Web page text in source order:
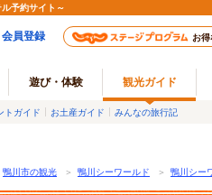
予約サイト～
会員登録 お
遊び・体験 観光ガイド
トガイド お土産ガイド みんなの旅行記
鴨川市の観光 ＞ 鴨川シーワールド ＞ 鴨川シー